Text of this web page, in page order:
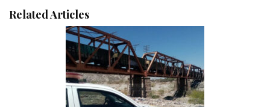
Related Articles